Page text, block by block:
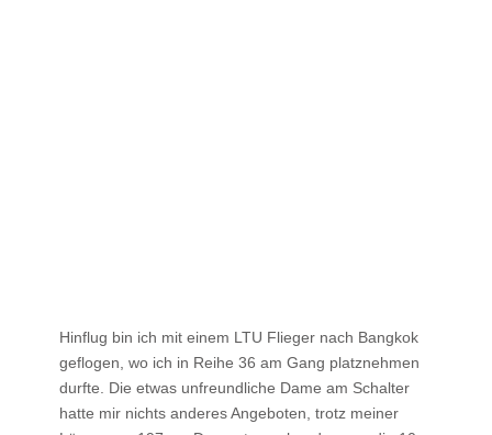
Hinflug bin ich mit einem LTU Flieger nach Bangkok
geflogen, wo ich in Reihe 36 am Gang platznehmen
durfte. Die etwas unfreundliche Dame am Schalter
hatte mir nichts anderes Angeboten, trotz meiner